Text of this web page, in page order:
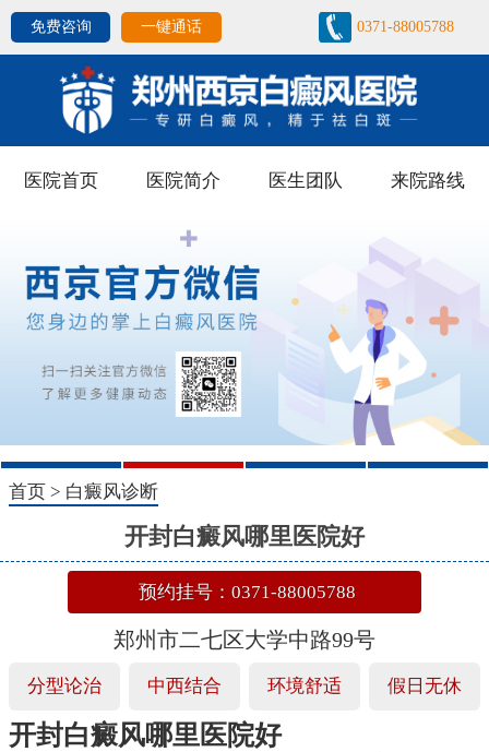
免费咨询 一键通话 0371-88005788
医院首页 医院简介 医生团队 来院路线
1 2 3 4
首页 > 白癜风诊断
开封白癜风哪里医院好
预约挂号：0371-88005788
郑州市二七区大学中路99号
分型论治 中西结合 环境舒适 假日无休
开封白癜风哪里医院好